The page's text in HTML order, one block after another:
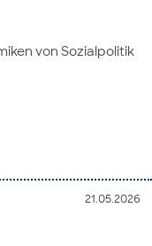
von Sozialpolitik
21.05.2026